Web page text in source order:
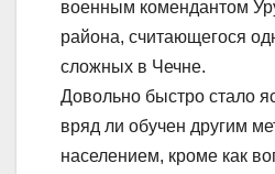
военным комендантом
района, считающегося
сложных в Чечне.
Довольно быстро стало
вряд ли обучен другим
населением, кроме как